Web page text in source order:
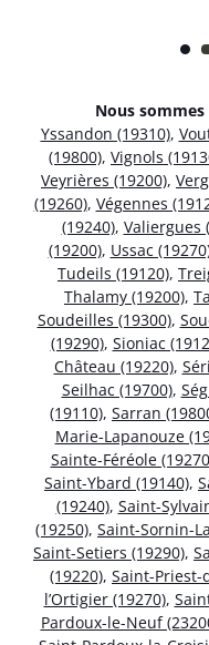
Nous
Yssandon (19310),
(19800), Vignols
Veyrières (19200),
(19260), Végennes
(19240), Valiergues
(19200), Ussac
Tudeils (19120),
Thalamy (19200),
Soudeilles (19300),
(19290), Sioniac
Château (19220),
Seilhac (19700),
(19110), Sarran
Marie-Lapanouze
Sainte-Féréole
Saint-Ybard (19140),
(19240), Saint-
(19250), Saint-Sornin-
Saint-Setiers (19290),
(19220), Saint-Priest-
l’Ortigier (19270),
Pardoux-le-Neuf